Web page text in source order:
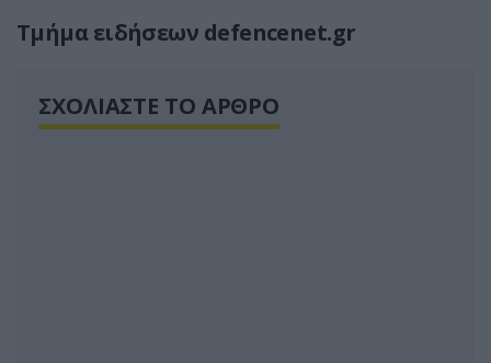
Τμήμα ειδήσεων defencenet.gr
ΣΧΟΛΙΑΣΤΕ ΤΟ ΑΡΘΡΟ